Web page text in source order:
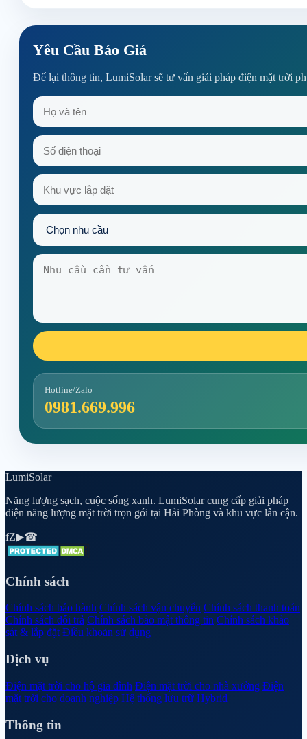
Yêu Cầu Báo Giá
Để lại thông tin, LumiSolar sẽ tư vấn giải pháp điện mặt trời
Hotline/Zalo
0981.669.996
LumiSolar
Năng lượng sạch, cuộc sống xanh. LumiSolar cung cấp giải pháp
điện năng lượng mặt trời trọn gói tại Hải Phòng và khu vực lân cận.
fZ▶☎
Chính sách
Chính sách bảo hành Chính sách vận chuyển Chính sách thanh toán
Chính sách đổi trả Chính sách bảo mật thông tin Chính sách khảo
sát & lắp đặt Điều khoản sử dụng
Dịch vụ
Điện mặt trời cho hộ gia đình Điện mặt trời cho nhà xưởng Điện
mặt trời cho doanh nghiệp Hệ thống lưu trữ Hybrid
Thông tin